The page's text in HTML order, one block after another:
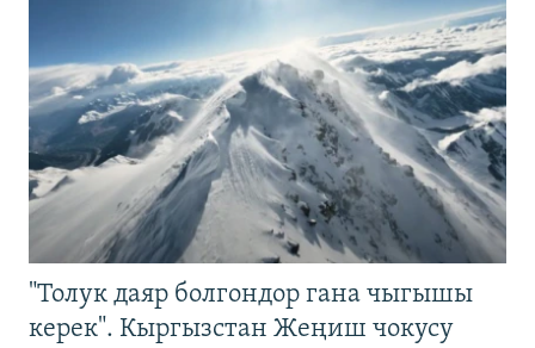
"Толук даяр болгондор гана чыгышы
керек". Кыргызстан Жеңиш чокусу